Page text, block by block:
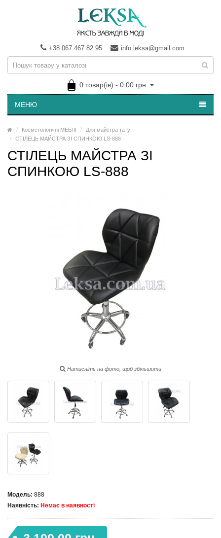
+38 067 467 82 95 info.leksa@gmail.com
0 товар(ів) - 0.00 грн.
МЕНЮ
Косметологічні МЕБЛІ
Для майстра тату
СТІЛЕЦЬ МАЙСТРА ЗІ СПИНКОЮ LS-888
СТІЛЕЦЬ МАЙСТРА ЗІ
СПИНКОЮ LS-888
Натисніть на фото, щоб збільшити
Модель: 888
Наявність: Немає в наявності